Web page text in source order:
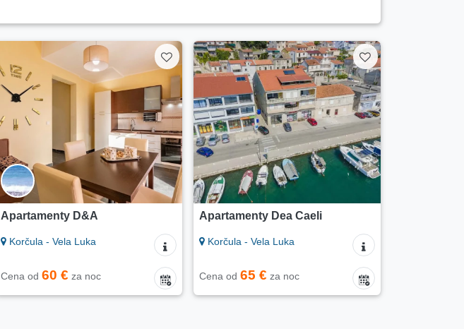
Apartamenty D&A
Korčula - Vela Luka
Cena od 60 € za noc
Apartamenty Dea Caeli
Korčula - Vela Luka
Cena od 65 € za noc